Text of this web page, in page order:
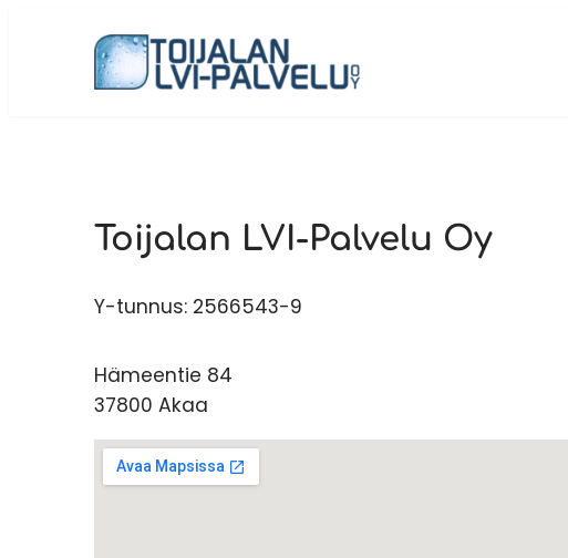
sisältöön
Toijalan LVI-Palvelu Oy
Y-tunnus: 2566543-9
Hämeentie 84
37800 Akaa